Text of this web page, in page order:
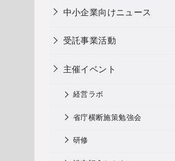
中小企業向けニュース
受託事業活動
主催イベント
経営ラボ
省庁横断施策勉強会
研修